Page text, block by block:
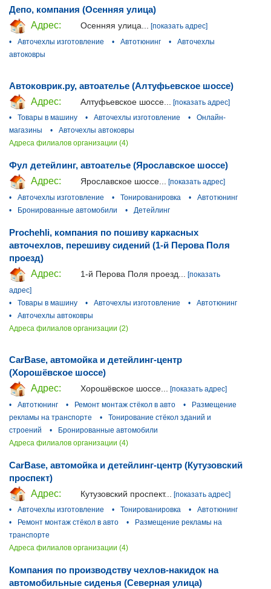
Депо, компания (Осенняя улица)
Адрес:
Осенняя улица...
[показать адрес]
•
Авточехлы изготовление • Автотюнинг •
Авточехлы
автоковры
Автоковрик.ру, автоателье (Алтуфьевское шоссе)
Адрес:
Алтуфьевское шоссе...
[показать адрес]
•
Товары в машину • Авточехлы изготовление •
Онлайн-
магазины
•
Авточехлы автоковры
Адреса филиалов организации (4)
Фул детейлинг, автоателье (Ярославское шоссе)
Адрес:
Ярославское шоссе... [показать адрес]
•
Авточехлы изготовление • Тонированировка •
Автотюнинг
•
Бронированные автомобили • Детейлинг
Prochehli, компания по пошиву каркасных
авточехлов, перешиву сидений (1-й Перова Поля
проезд)
Адрес:
1-й Перова Поля проезд...
[показать
адрес]
•
Товары в машину • Авточехлы изготовление •
Автотюнинг
•
Авточехлы автоковры
Адреса филиалов организации (2)
CarBase, автомойка и детейлинг-центр
(Хорошёвское шоссе)
Адрес:
Хорошёвское шоссе...
[показать адрес]
•
Автотюнинг • Ремонт монтаж стёкол в авто •
Размещение
рекламы на транспорте
•
Тонирование стёкол зданий и
строений
•
Бронированные автомобили
Адреса филиалов организации (4)
CarBase, автомойка и детейлинг-центр (Кутузовский
проспект)
Адрес:
Кутузовский проспект...
[показать адрес]
•
Авточехлы изготовление • Тонированировка •
Автотюнинг
•
Ремонт монтаж стёкол в авто •
Размещение рекламы на
транспорте
Адреса филиалов организации (4)
Компания по производству чехлов-накидок на
автомобильные сиденья (Северная улица)